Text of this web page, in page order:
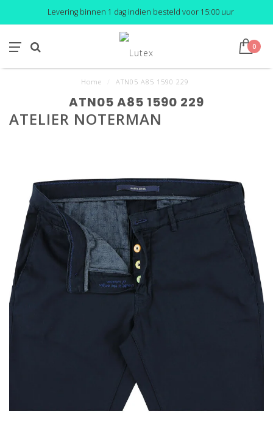
Levering binnen 1 dag indien besteld voor 15:00 uur
0
Home ATN05 A85 1590 229
ATN05 A85 1590 229
ATELIER NOTERMAN